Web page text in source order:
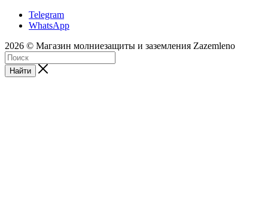
Telegram
WhatsApp
2026 © Магазин молниезащиты и заземления Zazemleno
Найти